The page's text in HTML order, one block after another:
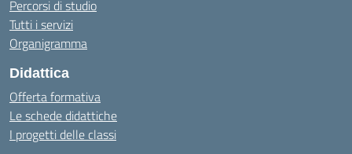
Percorsi di studio
Tutti i servizi
Organigramma
Didattica
Offerta formativa
Le schede didattiche
I progetti delle classi